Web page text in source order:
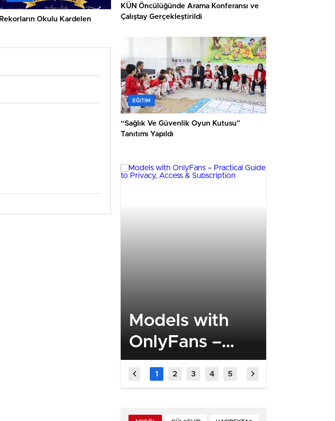
Rekorların Okulu Kardelen
KÜN Öncülüğünde Arama Konferansı ve
Çalıştay Gerçekleştirildi
EĞITIM
“Sağlık Ve Güvenlik Oyun Kutusu”
Tanıtımı Yapıldı
Models with
OnlyFans –
Practical Guide
to Privacy,